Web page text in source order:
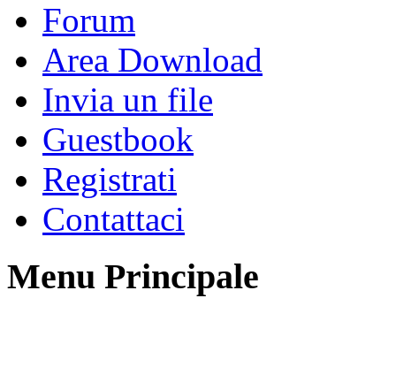
Forum
Area Download
Invia un file
Guestbook
Registrati
Contattaci
Menu Principale